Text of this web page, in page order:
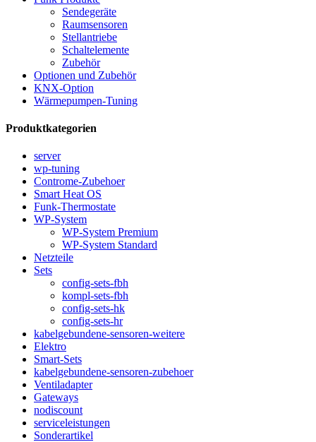
Sendegeräte
Raumsensoren
Stellantriebe
Schaltelemente
Zubehör
Optionen und Zubehör
KNX-Option
Wärmepumpen-Tuning
Produktkategorien
server
wp-tuning
Controme-Zubehoer
Smart Heat OS
Funk-Thermostate
WP-System
WP-System Premium
WP-System Standard
Netzteile
Sets
config-sets-fbh
kompl-sets-fbh
config-sets-hk
config-sets-hr
kabelgebundene-sensoren-weitere
Elektro
Smart-Sets
kabelgebundene-sensoren-zubehoer
Ventiladapter
Gateways
nodiscount
serviceleistungen
Sonderartikel